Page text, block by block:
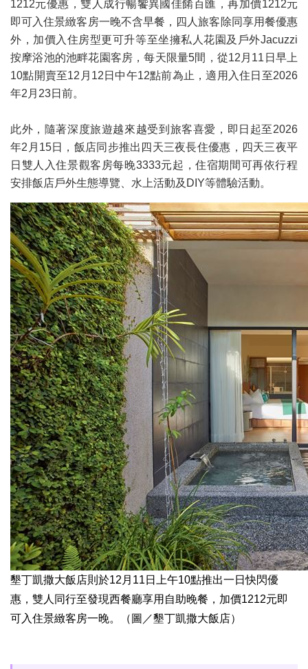
1212元優惠，雙人成行暢饗異國佳餚百匯，再加價1212元
即可入住景緻客房一晚不含早餐，四人旅客除同享用餐優惠
外，加價入住房型更可升等至坐擁私人花園及戶外Jacuzzi
按摩浴池的池畔花園客房，每天限量5間，從12月11日早上
10點開賣至12月12日中午12點前為止，適用入住日至2026
年2月23日前。
此外，隨著深度旅遊越來越受到旅客喜愛，即日起至2026
年2月15日，飯店同步推出四天三夜長住優惠，四天三夜平
日雙人入住景觀客房每晚3333元起，住宿期間可再依行程
安排飯店戶外生態導覽、水上活動及DIY等體驗活動。
墾丁凱撒大飯店則於12月11日上午10點推出一日快閃優
惠，雙人同行至發現西餐廳享用自助晚餐，加價1212元即
可入住景緻客房一晚。（圖／墾丁凱撒大飯店）